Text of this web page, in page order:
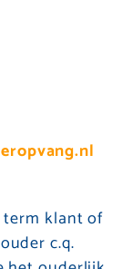
term klant of
c.q.